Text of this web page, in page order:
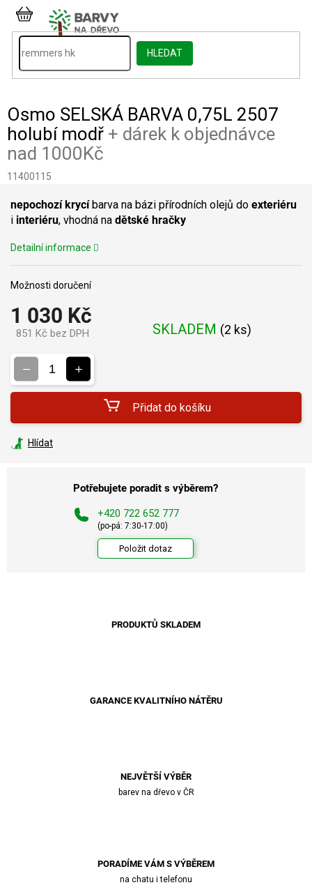
Přejít
obsah
HLEDAT
NÁKUPNÍ
KOŠÍK
Osmo SELSKÁ BARVA 0,75L 2507
holubí modř + dárek k objednávce
nad 1000Kč
11400115
1 030 Kč
851 Kč bez DPH SKLADEM (2 ks)
Možnosti doručení
Přidat do košíku
nepochozí krycíbarva na bázi přírodních olejů do exteriéru
i interiéru, vhodná na dětské hračky
Detailní informace
Hlídat
Potřebujete poradit s výběrem?
+420 722 652 777
(po-pá: 7:30-17:00)
Položit dotaz
PRODUKTŮ SKLADEM
GARANCE KVALITNÍHO NÁTĚRU
NEJVĚTŠÍ VÝBĚR
barev na dřevo v ČR
PORADÍME VÁM S VÝBĚREM
na chatu i telefonu